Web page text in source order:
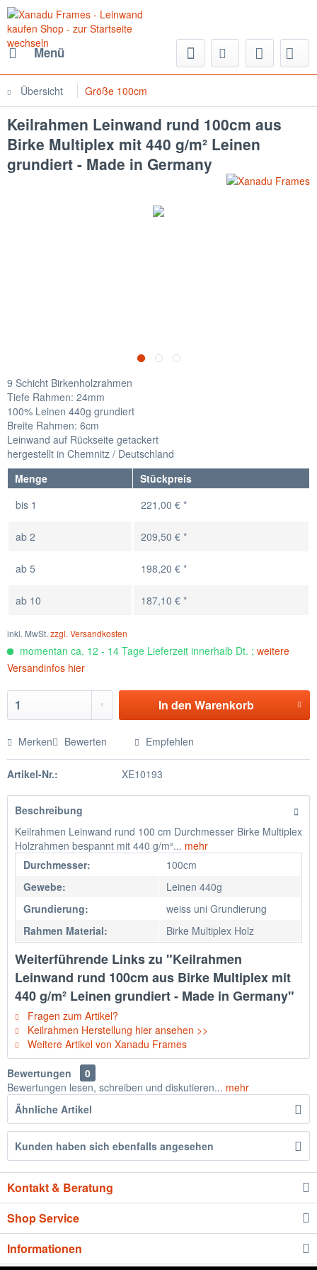
Menü
Übersicht Größe 100cm
Keilrahmen Leinwand rund 100cm aus
Birke Multiplex mit 440 g/m² Leinen
grundiert - Made in Germany
9 Schicht Birkenholzrahmen
Tiefe Rahmen: 24mm
100% Leinen 440g grundiert
Breite Rahmen: 6cm
Leinwand auf Rückseite getackert
hergestellt in Chemnitz / Deutschland
Menge
Stückpreis
bis 1 221,00 € *
ab 2 209,50 € *
ab 5 198,20 € *
ab 10 187,10 € *
inkl. MwSt. zzgl. Versandkosten
momentan ca. 12 - 14 Tage Lieferzeit innerhalb Dt. ; weitere
Versandinfos hier
In den Warenkorb
Merken Bewerten Empfehlen
Artikel-Nr.: XE10193
Beschreibung
Keilrahmen Leinwand rund 100 cm Durchmesser Birke Multiplex
Holzrahmen bespannt mit 440 g/m²... mehr
Durchmesser:
100cm
Gewebe:
Leinen 440g
Grundierung:
weiss uni Grundierung
Rahmen Material:
Birke Multiplex Holz
Weiterführende Links zu "Keilrahmen
Leinwand rund 100cm aus Birke Multiplex mit
440 g/m² Leinen grundiert - Made in Germany"
Fragen zum Artikel?
Keilrahmen Herstellung hier ansehen >>
Weitere Artikel von Xanadu Frames
Bewertungen
0
Bewertungen lesen, schreiben und diskutieren... mehr
Ähnliche Artikel
Kunden haben sich ebenfalls angesehen
Kontakt & Beratung
Shop Service
Informationen